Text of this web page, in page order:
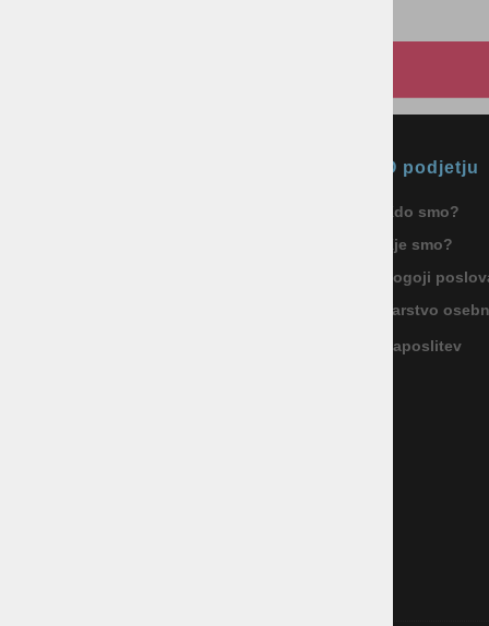
O podjetju
Kdo smo?
Kje smo?
Pogoji
Varstvo
Zaposlitev